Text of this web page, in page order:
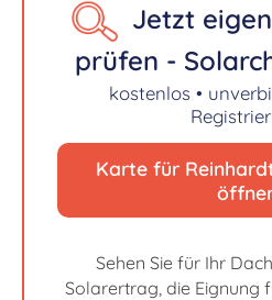
Jetzt
prüfen -
kostenlos •
Karte für
Sehen Sie für Ihr
Solarertrag, die Eignung